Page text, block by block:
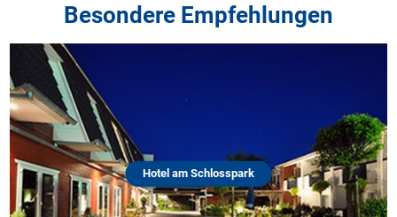
Besondere Empfehlungen
Hotel am Schlosspark